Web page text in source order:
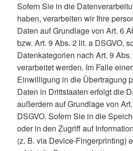
Sofern Sie in die
haben, verarbeiten wir Ihre
Daten auf Grundlage von Art. 6
bzw. Art. 9 Abs. 2 lit. a DSGVO,
Datenkategorien nach Art. 9
verarbeitet werden. Im Falle
Einwilligung in die Übertragung
Daten in Drittstaaten erfolgt die
außerdem auf Grundlage von
DSGVO. Sofern Sie in die
oder in den Zugriff auf
(z. B. via Device-Fingerprinting)